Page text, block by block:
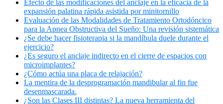
Efecto de las modificaciones del anclaje en la eficacia de la
expansión palatina rápida asistida por minitornillo
Evaluación de las Modalidades de Tratamiento Ortodóncico
para la Apnea Obstructiva del Sueño: Una revisión sistemática
¿Se debe hacer fisioterapia si la mandíbula duele durante el
ejercicio?
¿Es seguro el anclaje indirecto en el cierre de espacios con
microimplantes?
¿Cómo actúa una placa de relajación?
La mentira de la desprogramación mandibular al fin fue
desenmascarada.
¿Son las Clases III distintas? La nueva herramienta del